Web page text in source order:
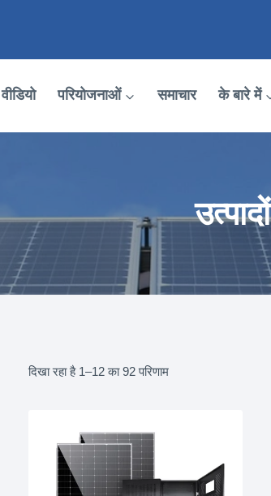
वीडियो परियोजनाओं समाचार के बारे में
उत्पादों
दिखा रहा है 1–12 का 92 परिणाम